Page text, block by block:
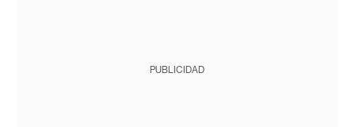
PUBLICIDAD